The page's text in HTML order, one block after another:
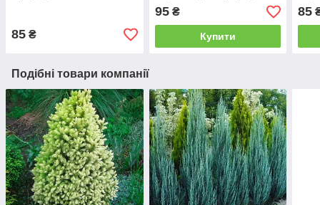
85 ₴
95₴
Купити
85
Подібні товари компанії